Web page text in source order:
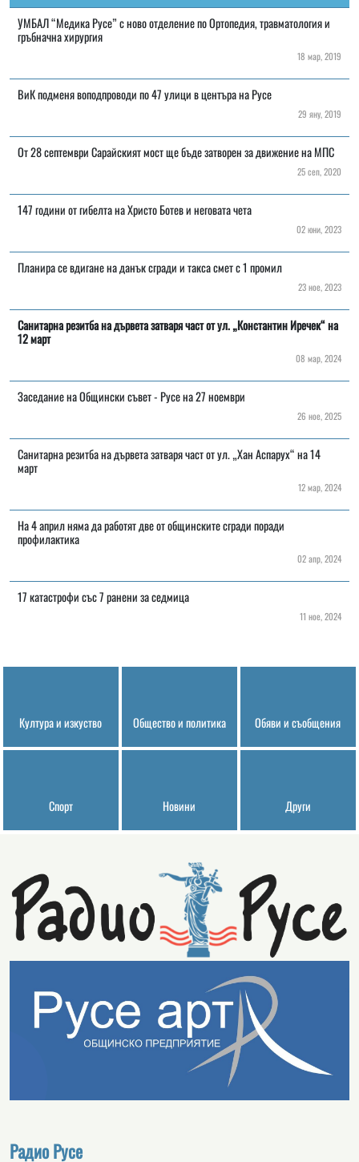
УМБАЛ “Медика Русе” с ново отделение по Ортопедия, травматология и
гръбначна хирургия
18 мар, 2019
ВиК подменя воподпроводи по 47 улици в центъра на Русе
29 яну, 2019
От 28 септември Сарайският мост ще бъде затворен за движение на МПС
25 сеп, 2020
147 години от гибелта на Христо Ботев и неговата чета
02 юни, 2023
Планира се вдигане на данък сгради и такса смет с 1 промил
23 ное, 2023
Санитарна резитба на дървета затваря част от ул. „Константин Иречек“ на
12 март
08 мар, 2024
Заседание на Общински съвет - Русе на 27 ноември
26 ное, 2025
Санитарна резитба на дървета затваря част от ул. „Хан Аспарух“ на 14
март
12 мар, 2024
На 4 април няма да работят две от общинските сгради поради
профилактика
02 апр, 2024
17 катастрофи със 7 ранени за седмица
11 ное, 2024
Култура и изкуство Общество и политика Обяви и съобщения
Спорт Новини Други
Радио Русе